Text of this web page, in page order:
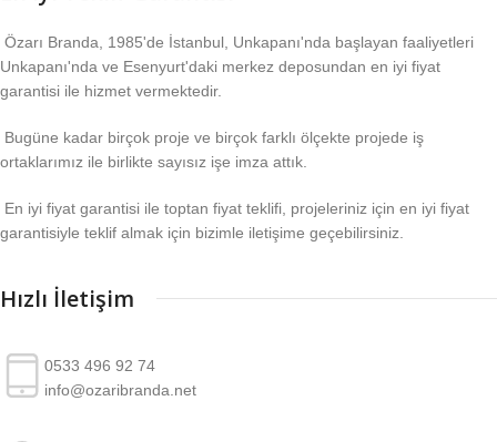
Özarı Branda, 1985'de İstanbul, Unkapanı'nda başlayan faaliyetleri
Unkapanı'nda ve Esenyurt'daki merkez deposundan en iyi fiyat
garantisi ile hizmet vermektedir.
Bugüne kadar birçok proje ve birçok farklı ölçekte projede iş
ortaklarımız ile birlikte sayısız işe imza attık.
En iyi fiyat garantisi ile toptan fiyat teklifi, projeleriniz için en iyi fiyat
garantisiyle teklif almak için bizimle iletişime geçebilirsiniz.
Hızlı İletişim
0533 496 92 74
info@ozaribranda.net